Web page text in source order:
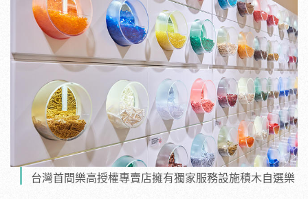
台灣首間樂高授權專賣店擁有獨家服務設施積木自選樂